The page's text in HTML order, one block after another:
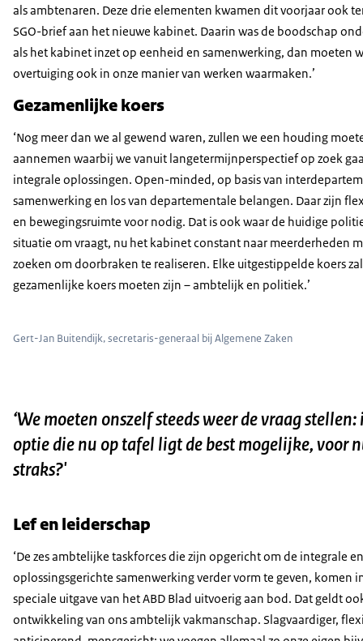
als ambtenaren. Deze drie elementen kwamen dit voorjaar ook
SGO-brief aan het nieuwe kabinet. Daarin was de boodschap
als het kabinet inzet op eenheid en samenwerking, dan moeten
overtuiging ook in onze manier van werken waarmaken.’
Gezamenlijke koers
‘Nog meer dan we al gewend waren, zullen we een houding
aannemen waarbij we vanuit langetermijnperspectief op zoek
integrale oplossingen. Open-minded, op basis van
samenwerking en los van departementale belangen. Daar zijn
en bewegingsruimte voor nodig. Dat is ook waar de huidige
situatie om vraagt, nu het kabinet constant naar meerderheden
zoeken om doorbraken te realiseren. Elke uitgestippelde koers
gezamenlijke koers moeten zijn – ambtelijk en politiek.’
Gert-Jan Buitendijk, secretaris-generaal bij Algemene Zaken
‘We moeten onszelf steeds weer de vraag stellen:
optie die nu op tafel ligt de best mogelijke, voor
straks?'
Lef en leiderschap
‘De zes ambtelijke taskforces die zijn opgericht om de integrale en
oplossingsgerichte samenwerking verder vorm te geven, komen
speciale uitgave van het ABD Blad uitvoerig aan bod. Dat geldt
ontwikkeling van ons ambtelijk vakmanschap. Slagvaardiger,